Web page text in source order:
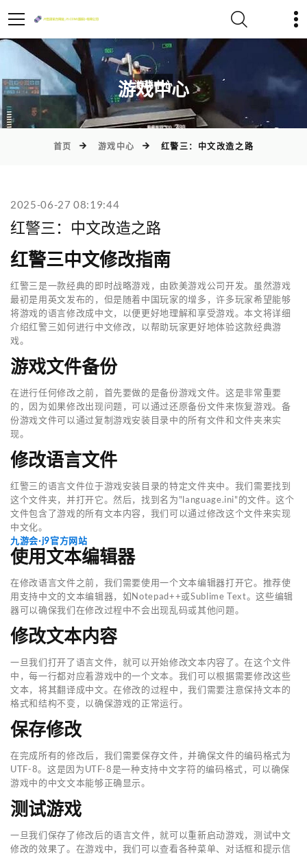
)
游戏中心
首页 游戏中心 红警三：中文改造之路
2025-06-27 08:19:44
红警三：中文改造之路
红警三中文修改指南
红警三是一款经典的即时战略游戏，由欧美游戏公司开发。虽然游戏
最初是用英文发布的，但是随着中国玩家的增多，许多玩家希望能够
将游戏的语言修改成中文，以便更好地理解和享受游戏。本文将详细
介绍红警三如何进行中文修改，以帮助玩家更好地体验这款经典游
戏。
游戏文件备份
在进行任何修改之前，首先要做的是备份游戏文件。这是非常重要
的，因为如果修改出现问题，可以通过还原备份文件来恢复游戏。备
份游戏文件可以通过复制游戏安装目录中的所有文件和文件夹来实
现。
修改语言文件
红警三的语言文件位于游戏安装目录的特定文件夹中。我们需要找到
这个文件夹，并打开它。然后，找到名为"language.ini"的文件。这个
文件包含了游戏的所有文本内容，我们可以通过修改这个文件来实现
中文化。
九游会·j9官方网站
使用文本编辑器
在修改语言文件之前，我们需要使用一个文本编辑器打开它。推荐使
用支持中文的文本编辑器，如Notepad++或Sublime Text。这些编辑
器可以确保我们在修改过程中不会出现乱码或其他问题。
修改文本内容
一旦我们打开了语言文件，就可以开始修改文本内容了。在这个文件
中，每一行都对应着游戏中的一个文本。我们可以根据需要修改这些
文本，将其翻译成中文。在修改的过程中，我们需要注意保持文本的
格式和结构不变，以确保游戏的正常运行。
保存修改
在完成所有的修改后，我们需要保存文件，并确保文件的编码格式为
UTF-8。这是因为UTF-8是一种支持中文字符的编码格式，可以确保
游戏中的中文文本能够正确显示。
测试游戏
一旦我们保存了修改后的语言文件，就可以重新启动游戏，测试中文
修改的效果了。在游戏中，我们可以查看各种菜单、对话框和提示信